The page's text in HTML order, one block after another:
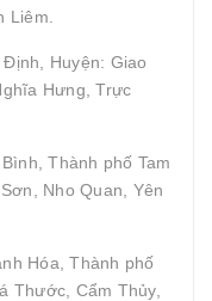
Liêm.
Huyện: Giao
Hưng, Trực
Thành phố Tam
Nho Quan, Yên
Hóa, Thành phố
Thước, Cẩm Thủy,